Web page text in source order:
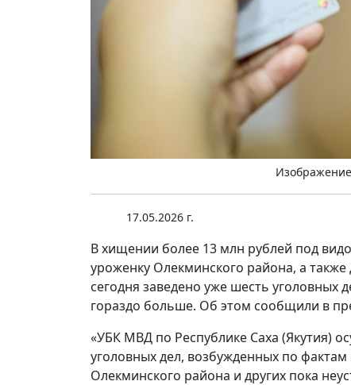
17.05.2026 г.
В хищении более 13 млн рублей под
уроженку Олекминского района, а
сегодня заведено уже шесть
гораздо больше. Об этом сообщили в
«УБК МВД по Республике Саха (Якутия)
уголовных дел, возбужденных по
Олекминского района и других пока